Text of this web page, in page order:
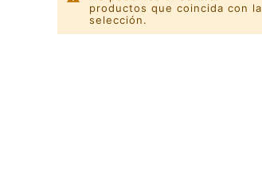
productos que coincida con la
selección.